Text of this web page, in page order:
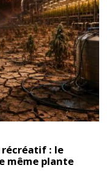
: le
même plante